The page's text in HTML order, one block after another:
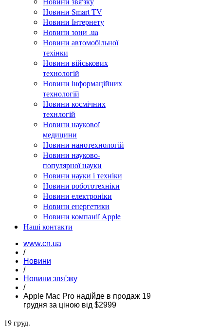
Новини Smart TV
Новини Інтернету
Новини зони .ua
Новини автомобільної
техінки
Новини військових
технологій
Новини інформаційних
технологій
Новини космічних
технлогій
Новини наукової
медицини
Новини нанотехнологій
Новини науково-
популярної науки
Новини науки і техніки
Новини робототехніки
Новини електроніки
Новини енергетики
Новини компанії Apple
Наші контакти
www.cn.ua
/
Новини
/
Новини звя'зку
/
Apple Mac Pro надійде в продаж 19
грудня за ціною від $2999
19 груд.